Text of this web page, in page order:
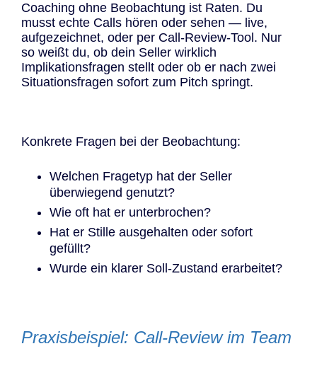
Coaching ohne Beobachtung ist Raten. Du
musst echte Calls hören oder sehen — live,
aufgezeichnet, oder per Call-Review-Tool. Nur
so weißt du, ob dein Seller wirklich
Implikationsfragen stellt oder ob er nach zwei
Situationsfragen sofort zum Pitch springt.
Konkrete Fragen bei der Beobachtung:
Welchen Fragetyp hat der Seller
überwiegend genutzt?
Wie oft hat er unterbrochen?
Hat er Stille ausgehalten oder sofort
gefüllt?
Wurde ein klarer Soll-Zustand erarbeitet?
Praxisbeispiel: Call-Review im Team